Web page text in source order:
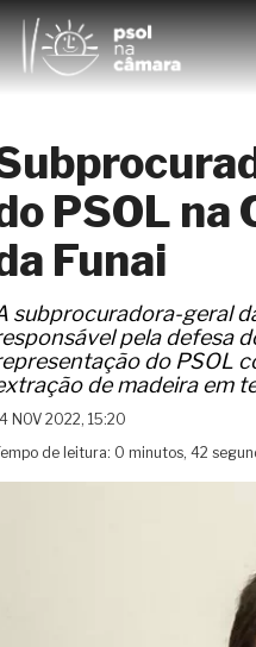
PSOL
Funai
subprocuradora-geral
pela defesa
do PSOL
de madeira em
NOV 2022, 15:20
de leitura: 0 minutos, 42